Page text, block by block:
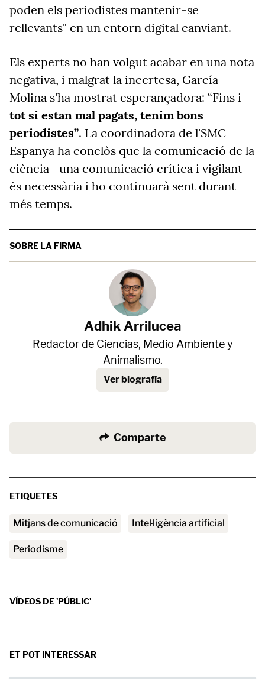
poden els periodistes mantenir-se
rellevants" en un entorn digital canviant.
Els experts no han volgut acabar en una nota
negativa, i malgrat la incertesa, García
Molina s'ha mostrat esperançadora: “Fins i
tot si estan mal pagats, tenim bons
periodistes”. La coordinadora de l'SMC
Espanya ha conclòs que la comunicació de la
ciència –una comunicació crítica i vigilant–
és necessària i ho continuarà sent durant
més temps.
SOBRE LA FIRMA
Adhik Arrilucea
Redactor de Ciencias, Medio Ambiente y
Animalismo.
Ver biografía
Comparte
ETIQUETES
mitjans de comunicació intel·ligència artificial
periodisme
VÍDEOS DE 'PÚBLIC'
ET POT INTERESSAR